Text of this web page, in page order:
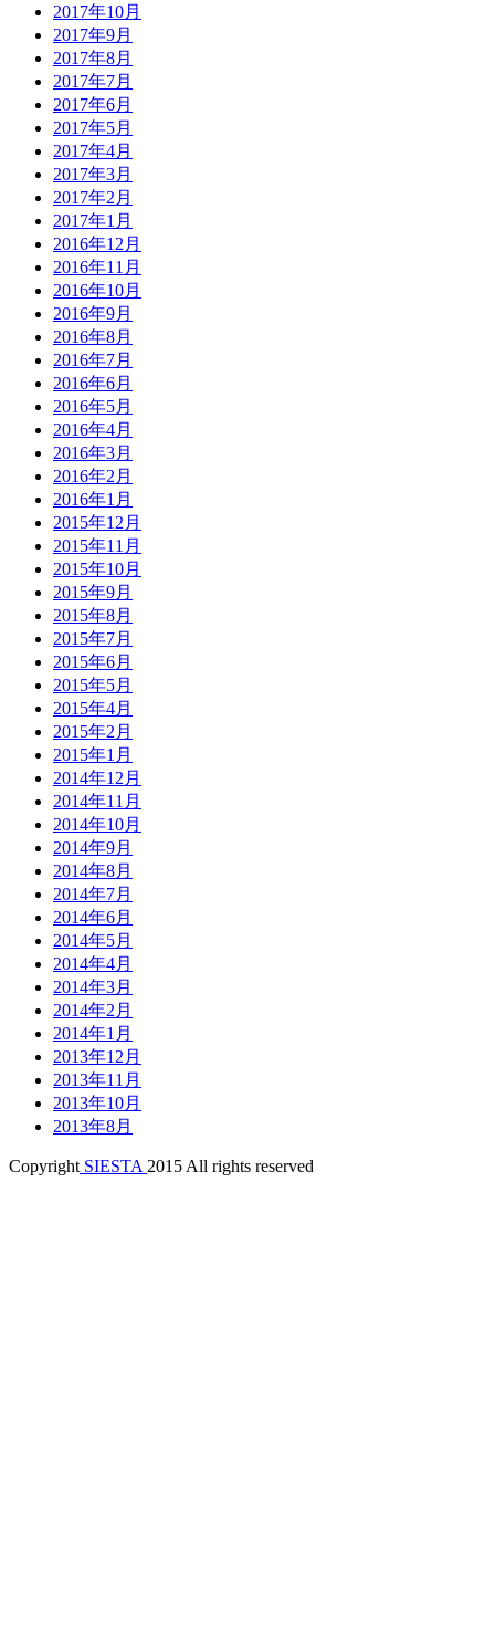
2017年10月
2017年9月
2017年8月
2017年7月
2017年6月
2017年5月
2017年4月
2017年3月
2017年2月
2017年1月
2016年12月
2016年11月
2016年10月
2016年9月
2016年8月
2016年7月
2016年6月
2016年5月
2016年4月
2016年3月
2016年2月
2016年1月
2015年12月
2015年11月
2015年10月
2015年9月
2015年8月
2015年7月
2015年6月
2015年5月
2015年4月
2015年2月
2015年1月
2014年12月
2014年11月
2014年10月
2014年9月
2014年8月
2014年7月
2014年6月
2014年5月
2014年4月
2014年3月
2014年2月
2014年1月
2013年12月
2013年11月
2013年10月
2013年8月
Copyright SIESTA 2015 All rights reserved